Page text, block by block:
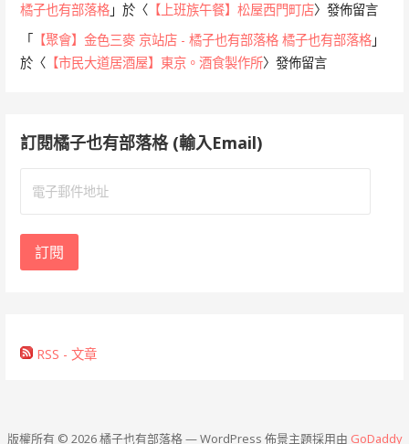
橘子也有部落格 」於〈 【上班族午餐】松屋西門町店〉發佈留言
「
【聚會】金色三麥 京站店 - 橘子也有部落格 橘子也有部落格 」
於〈 【市民大道居酒屋】東京。酒食製作所〉發佈留言
訂閱橘子也有部落格 (輸入Email)
地
訂閱
RSS - 文章
版權所有 © 2026 橘子也有部落格 — WordPress 佈景主題採用由 GoDaddy